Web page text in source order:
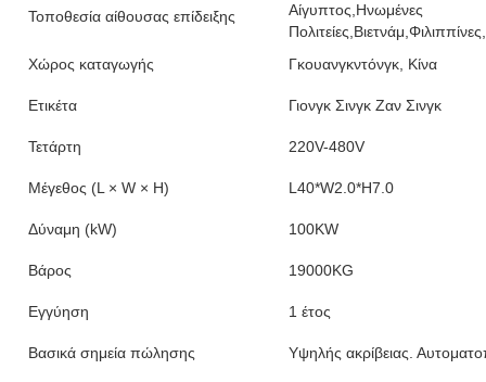
Τοποθεσία αίθουσας επίδειξης
Αίγυπτος,Ηνωμένες
Χώρος καταγωγής
Γκουανγκντόνγκ, Κίνα
Ετικέτα Γιονγκ Σινγκ Ζαν Σινγκ
Τετάρτη 220V-480V
Μέγεθος (L × W × H) L40*W2.0*H7.0
Δύναμη (kW) 100KW
Βάρος 19000KG
Εγγύηση 1 έτος
Βασικά σημεία πώλησης Υψηλής ακρίβειας.